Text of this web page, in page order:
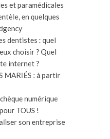
et paramédicales
en quelques
dentistes : quel
choisir ? Quel
internet ?
MARIÉS : à partir
numérique
TOUS !
son entreprise